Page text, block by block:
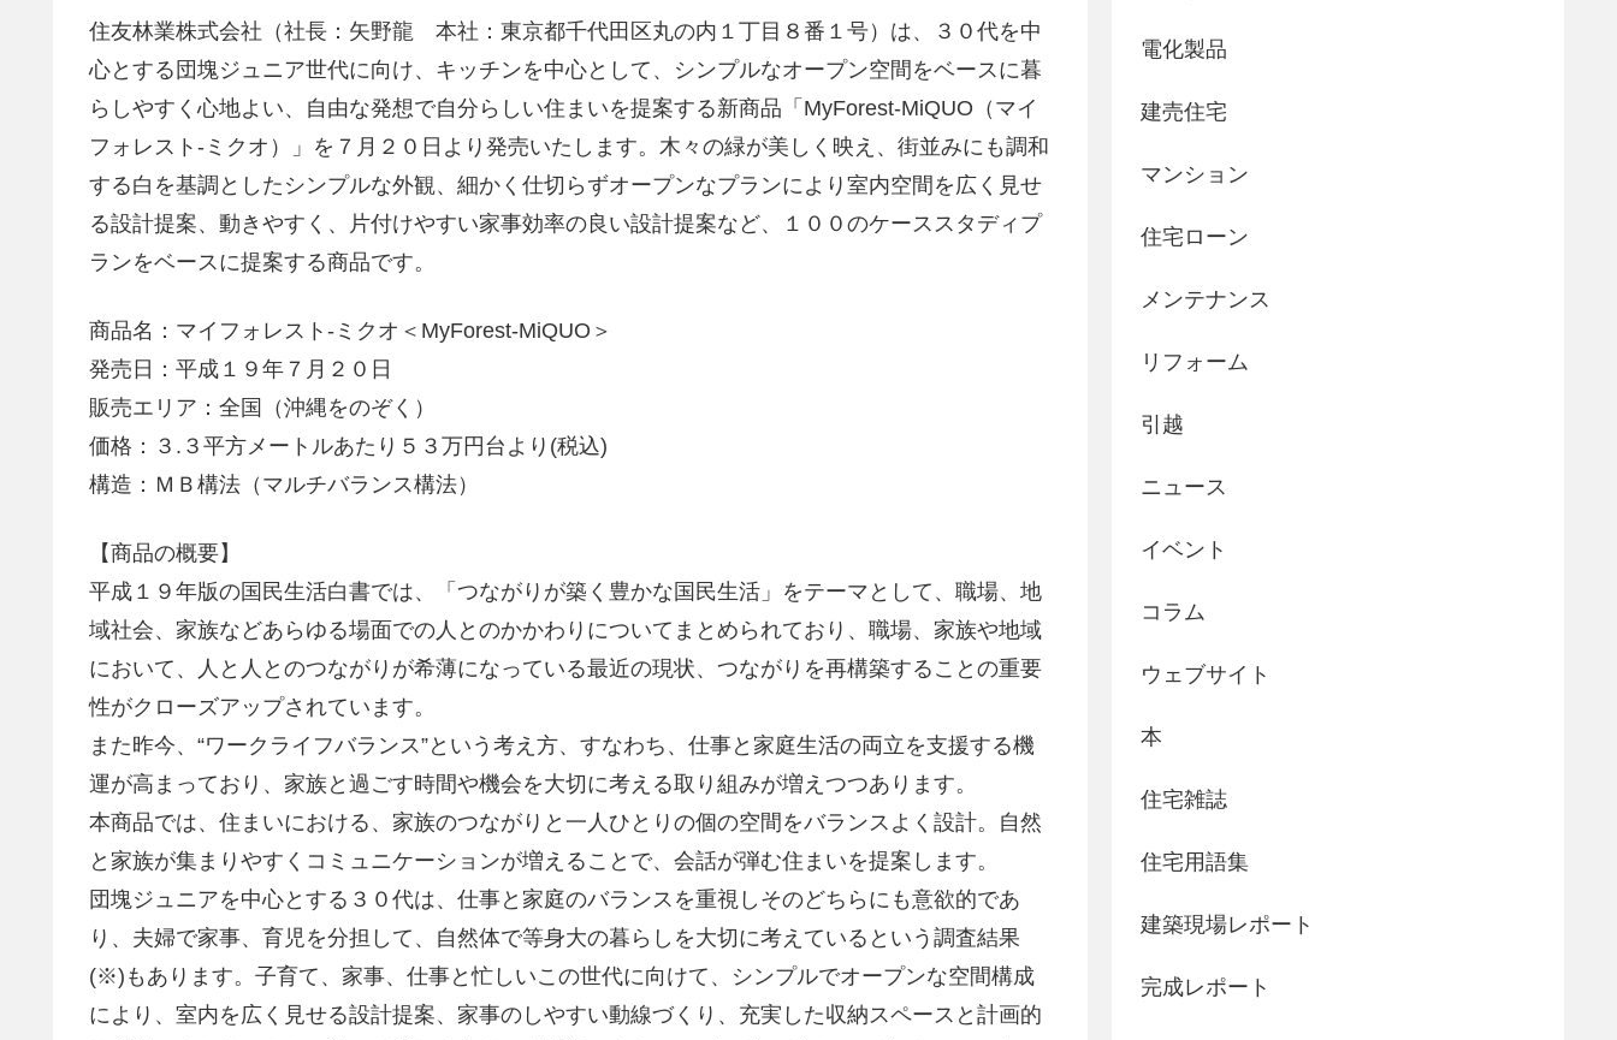
住友林業株式会社（社長：矢野龍 本社：東京都千代田区丸の内１丁目８番１号）は、３０代を中
心とする団塊ジュニア世代に向け、キッチンを中心として、シンプルなオープン空間をベースに暮
らしやすく心地よい、自由な発想で自分らしい住まいを提案する新商品「MyForest-MiQUO（マイ
フォレスト-ミクオ）」を７月２０日より発売いたします。木々の緑が美しく映え、街並みにも調和
する白を基調としたシンプルな外観、細かく仕切らずオープンなプランにより室内空間を広く見せ
る設計提案、動きやすく、片付けやすい家事効率の良い設計提案など、１００のケーススタディプ
ランをベースに提案する商品です。
商品名：マイフォレスト-ミクオ＜MyForest-MiQUO＞
発売日：平成１９年７月２０日
販売エリア：全国（沖縄をのぞく）
価格：３.３平方メートルあたり５３万円台より(税込)
構造：ＭＢ構法（マルチバランス構法）
【商品の概要】
平成１９年版の国民生活白書では、「つながりが築く豊かな国民生活」をテーマとして、職場、地
域社会、家族などあらゆる場面での人とのかかわりについてまとめられており、職場、家族や地域
において、人と人とのつながりが希薄になっている最近の現状、つながりを再構築することの重要
性がクローズアップされています。
また昨今、“ワークライフバランス”という考え方、すなわち、仕事と家庭生活の両立を支援する機
運が高まっており、家族と過ごす時間や機会を大切に考える取り組みが増えつつあります。
本商品では、住まいにおける、家族のつながりと一人ひとりの個の空間をバランスよく設計。自然
と家族が集まりやすくコミュニケーションが増えることで、会話が弾む住まいを提案します。
団塊ジュニアを中心とする３０代は、仕事と家庭のバランスを重視しそのどちらにも意欲的であ
り、夫婦で家事、育児を分担して、自然体で等身大の暮らしを大切に考えているという調査結果
(※)もあります。子育て、家事、仕事と忙しいこの世代に向けて、シンプルでオープンな空間構成
により、室内を広く見せる設計提案、家事のしやすい動線づくり、充実した収納スペースと計画的
電化製品
建売住宅
マンション
住宅ローン
メンテナンス
リフォーム
引越
ニュース
イベント
コラム
ウェブサイト
本
住宅雑誌
住宅用語集
建築現場レポート
完成レポート